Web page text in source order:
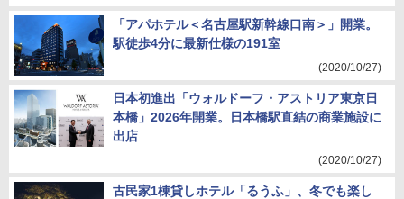
「アパホテル＜名古屋駅新幹線口南＞」開業。
駅徒歩4分に最新仕様の191室
(2020/10/27)
日本初進出「ウォルドーフ・アストリア東京日
本橋」2026年開業。日本橋駅直結の商業施設に
出店
(2020/10/27)
古民家1棟貸しホテル「るうふ」、冬でも楽し